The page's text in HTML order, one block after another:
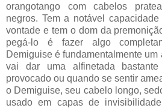
orangotango com cabelos
negros. Tem a notável
vontade e tem o dom da
pegá-lo é fazer algo
Demiguise é fundamentalmente
vai dar uma alfinetada bastante
provocado ou quando se sentir
o Demiguise, seu cabelo longo,
usado em capas de